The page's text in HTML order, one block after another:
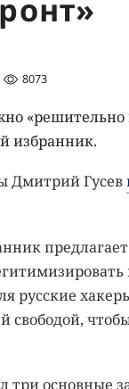
8073
избранник.
Дмитрий Гусев
предлагает
русские
три основные